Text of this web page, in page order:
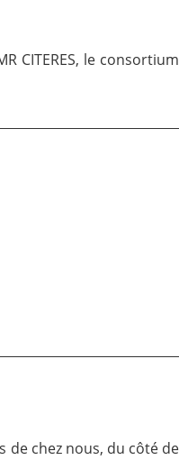
CITERES, le consortium
de chez nous, du côté de